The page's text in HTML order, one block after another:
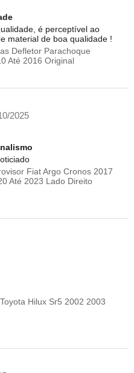
é perceptível ao
material de boa qualidade !
Defletor Parachoque
Até 2016 Original
2025
Fiat Argo Cronos 2017
Até 2023 Lado Direito
Hilux Sr5 2002 2003